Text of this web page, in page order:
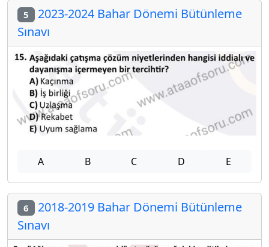
5 2023-2024 Bahar Dönemi Bütünleme
Sınavı
A B C D E
6 2018-2019 Bahar Dönemi Bütünleme
Sınavı